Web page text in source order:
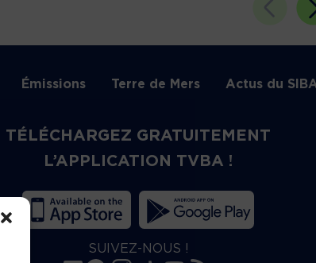
Émissions Terre de Mers Actus du
TÉLÉCHARGEZ GRATUITEMENT
L’APPLICATION TVBA !
SUIVEZ-NOUS !